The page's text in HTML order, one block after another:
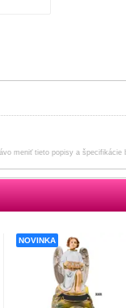
meniť tieto popisy a špecifikácie
NOVINKA